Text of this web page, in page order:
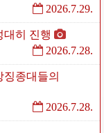
2026.7.29.
대히 진행
2026.7.28.
징종대들의
2026.7.28.